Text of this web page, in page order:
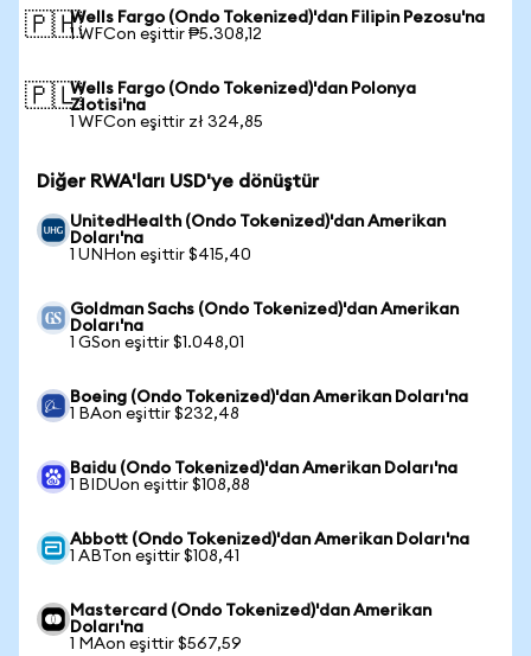
🇵🇭Wells Fargo (Ondo Tokenized)'dan Filipin Pezosu'na
1 WFCon eşittir ₱5.308,12
🇵🇱Wells Fargo (Ondo Tokenized)'dan Polonya
Zlotisi'na
1 WFCon eşittir zł 324,85
Diğer RWA'ları USD'ye dönüştür
UnitedHealth (Ondo Tokenized)'dan Amerikan
Doları'na
1 UNHon eşittir $415,40
Goldman Sachs (Ondo Tokenized)'dan Amerikan
Doları'na
1 GSon eşittir $1.048,01
Boeing (Ondo Tokenized)'dan Amerikan Doları'na
1 BAon eşittir $232,48
Baidu (Ondo Tokenized)'dan Amerikan Doları'na
1 BIDUon eşittir $108,88
Abbott (Ondo Tokenized)'dan Amerikan Doları'na
1 ABTon eşittir $108,41
Mastercard (Ondo Tokenized)'dan Amerikan
Doları'na
1 MAon eşittir $567,59